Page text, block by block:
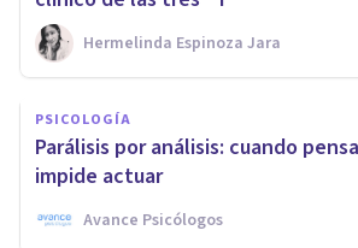
Hermelinda Espinoza Jara
PSICOLOGÍA
Parálisis por análisis: cuando
impide actuar
Avance Psicólogos